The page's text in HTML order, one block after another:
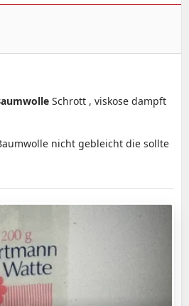
Schrott , viskose dampft
nicht gebleicht die sollte